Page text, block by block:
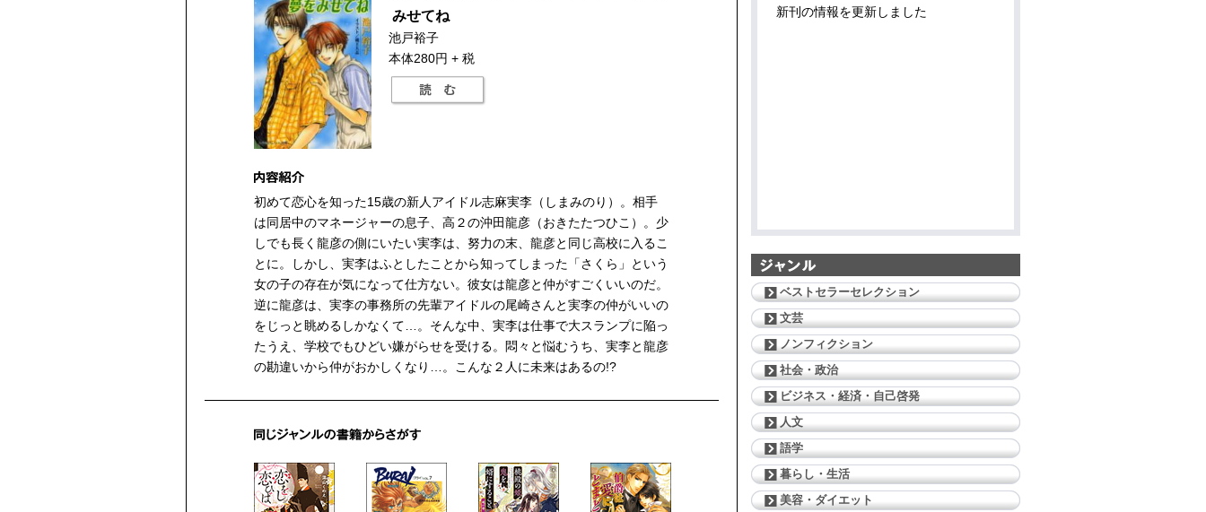
みせてね
池戸裕子
本体280円 + 税
初めて恋心を知った15歳の新人アイドル志麻実李（しまみのり）。相手
は同居中のマネージャーの息子、高２の沖田龍彦（おきたたつひこ）。少
しでも長く龍彦の側にいたい実李は、努力の末、龍彦と同じ高校に入るこ
とに。しかし、実李はふとしたことから知ってしまった「さくら」という
女の子の存在が気になって仕方ない。彼女は龍彦と仲がすごくいいのだ。
逆に龍彦は、実李の事務所の先輩アイドルの尾崎さんと実李の仲がいいの
をじっと眺めるしかなくて…。そんな中、実李は仕事で大スランプに陥っ
たうえ、学校でもひどい嫌がらせを受ける。悶々と悩むうち、実李と龍彦
の勘違いから仲がおかしくなり…。こんな２人に未来はあるの!?
新刊の情報を更新しました
ベストセラーセレクション
文芸
ノンフィクション
社会・政治
ビジネス・経済・自己啓発
人文
語学
暮らし・生活
美容・ダイエット